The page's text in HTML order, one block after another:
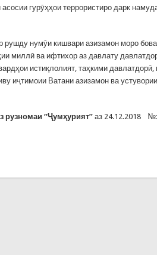
гурӯҳҳои террористиро дарк
нумӯи кишвари азизамон моро
миллӣ ва ифтихор аз давлату
истиқлолият, таҳкими давлатдорӣ,
иҷтимоии Ватани азизамон ва
рузномаи “Ҷумҳурият” аз 24.12.2018